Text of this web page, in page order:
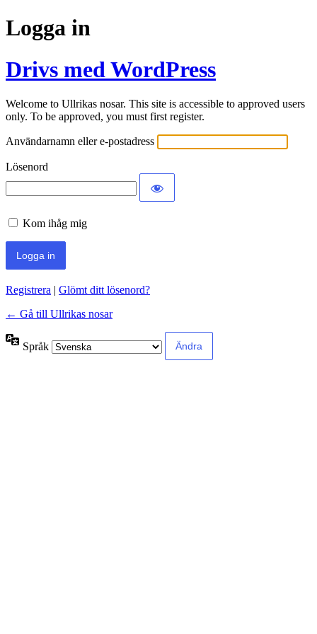
Logga in
Drivs med WordPress
Welcome to Ullrikas nosar. This site is accessible to approved users
only. To be approved, you must first register.
Användarnamn eller e-postadress
Lösenord
Kom ihåg mig
Registrera | Glömt ditt lösenord?
← Gå till Ullrikas nosar
Språk